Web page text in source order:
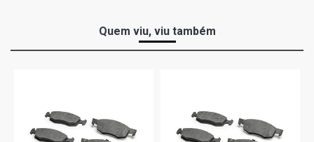
Quem viu, viu também